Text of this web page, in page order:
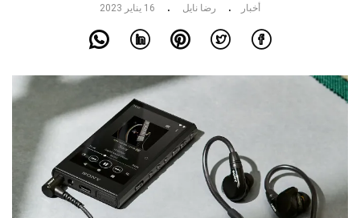
أخبار رضا نايل 16 يناير 2023